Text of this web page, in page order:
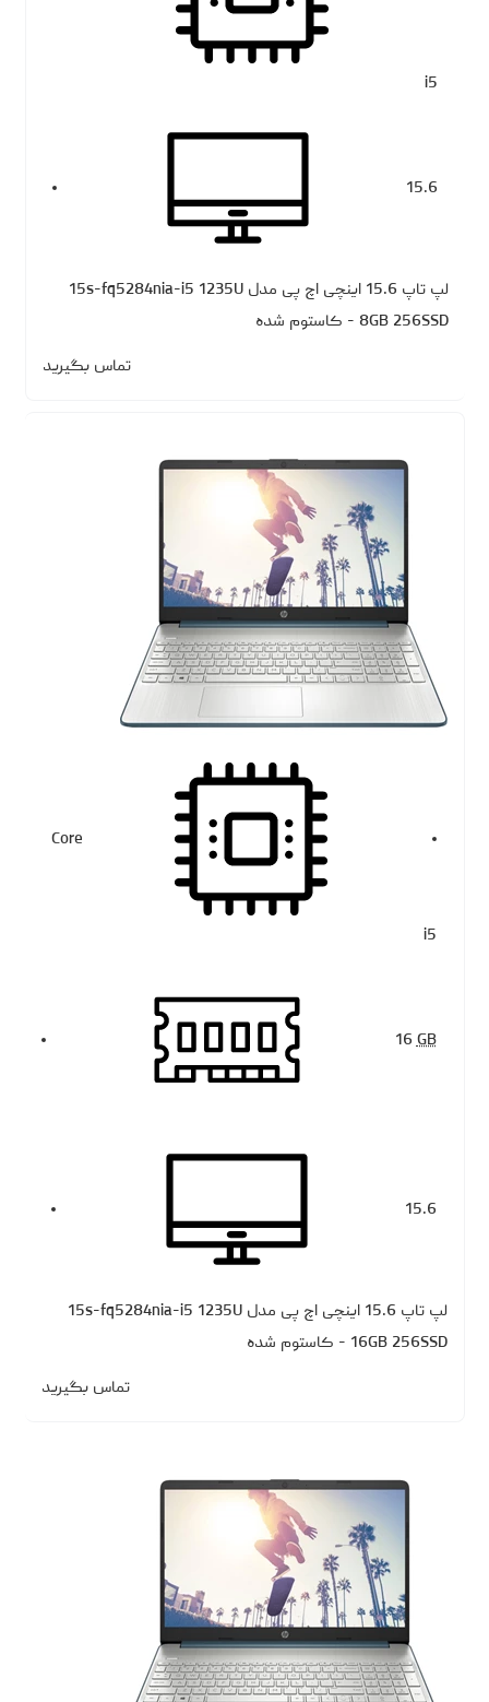
i5
15.6
لپ تاپ 15.6 اینچی اچ‌ پی مدل 15s-fq5284nia-i5 1235U
8GB 256SSD - کاستوم شده
تماس بگیرید
Core
i5
16GB
15.6
لپ تاپ 15.6 اینچی اچ‌ پی مدل 15s-fq5284nia-i5 1235U
16GB 256SSD - کاستوم شده
تماس بگیرید